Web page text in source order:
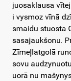
juosaklausa
i vysmoz vīnā
smaidu stuosta
sasajaukšonu.
Zīmeļlatgolā
sovu
uorā nu